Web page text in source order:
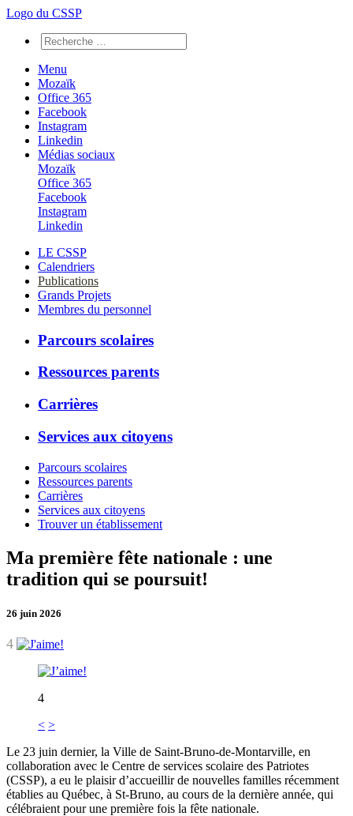
Logo du CSSP
Menu
Mozaïk
Office 365
Facebook
Instagram
Linkedin
Médias sociaux
Mozaïk
Office 365
Facebook
Instagram
Linkedin
LE CSSP
Calendriers
Publications
Grands Projets
Membres du personnel
Parcours scolaires
Ressources parents
Carrières
Services aux citoyens
Parcours scolaires
Ressources parents
Carrières
Services aux citoyens
Trouver un établissement
Ma première fête nationale : une
tradition qui se poursuit!
26 juin 2026
4
4
< >
Le 23 juin dernier, la Ville de Saint‑Bruno‑de‑Montarville, en
collaboration avec le Centre de services scolaire des Patriotes
(CSSP), a eu le plaisir d’accueillir de nouvelles familles récemment
établies au Québec, à St-Bruno, au cours de la dernière année, qui
célébraient pour une première fois la fête nationale.